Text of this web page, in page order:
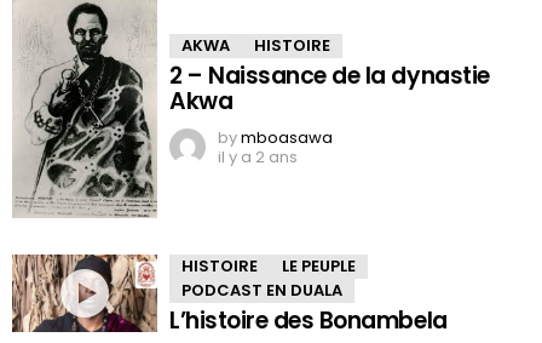
AKWA HISTOIRE
2 – Naissance de la dynastie
Akwa
bymboasawa
il y a 2 ans
HISTOIRE
LE PEUPLE
PODCAST EN DUALA
L’histoire des Bonambela